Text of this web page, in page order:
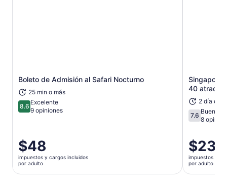
Boleto de Admisión al Safari Nocturno
25 min o más
8.68.6 de 10
Excelente
9 opiniones
El
precio
es
de
$48
impuestos y cargos incluidos
por adulto
Se abrirá en una nueva pestaña
Singapore
40
2 día o
7.67.6 de 10
Buena
8
El
precio
es
de
$233
impuestos y
por adulto